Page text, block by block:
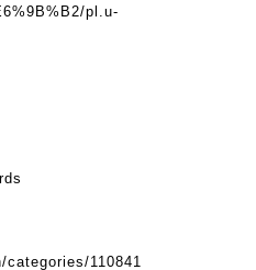
pl.u-
110841